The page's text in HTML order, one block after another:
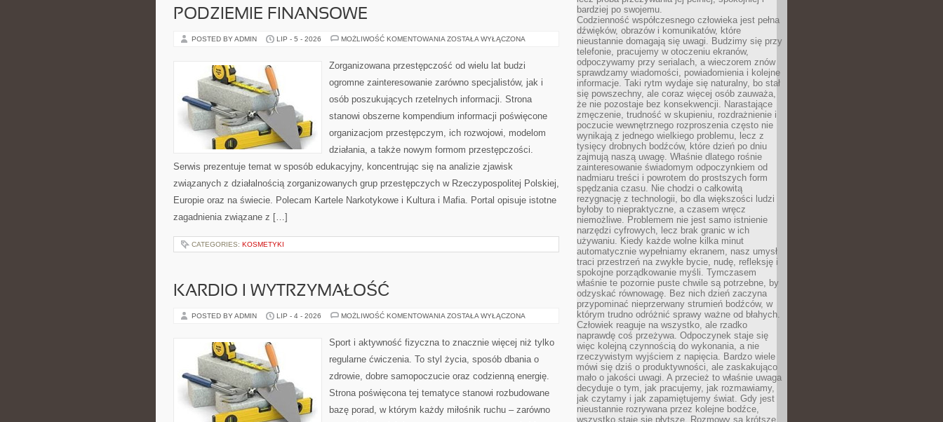
PODZIEMIE FINANSOWE
POSTED BY ADMIN LIP - 5 - 2026 MOŻLIWOŚĆ KOMENTOWANIA PODZIEMIE
ZOSTAŁA WYŁĄCZONA
Zorganizowana przestępczość od wielu lat budzi
ogromne zainteresowanie zarówno specjalistów, jak i
osób poszukujących rzetelnych informacji. Strona
stanowi obszerne kompendium informacji poświęcone
organizacjom przestępczym, ich rozwojowi, modelom
działania, a także nowym formom przestępczości.
Serwis prezentuje temat w sposób edukacyjny, koncentrując się na analizie zjawisk
związanych z działalnością zorganizowanych grup przestępczych w Rzeczypospolitej Polskiej,
Europie oraz na świecie. Polecam Kartele Narkotykowe i Kultura i Mafia. Portal opisuje istotne
zagadnienia związane z […]
CATEGORIES: KOSMETYKI
KARDIO I WYTRZYMAŁOŚĆ
POSTED BY ADMIN LIP - 4 - 2026 MOŻLIWOŚĆ KOMENTOWANIA KARDIO
ZOSTAŁA WYŁĄCZONA
Sport i aktywność fizyczna to znacznie więcej niż tylko
regularne ćwiczenia. To styl życia, sposób dbania o
zdrowie, dobre samopoczucie oraz codzienną energię.
Strona poświęcona tej tematyce stanowi rozbudowane
bazę porad, w którym każdy miłośnik ruchu – zarówno
bardziej po swojemu.
Codzienność współczesnego człowieka jest pełna
dźwięków, obrazów i komunikatów, które
nieustannie domagają się uwagi. Budzimy się przy
telefonie, pracujemy w otoczeniu ekranów,
odpoczywamy przy serialach, a wieczorem znów
sprawdzamy wiadomości, powiadomienia i kolejne
informacje. Taki rytm wydaje się naturalny, bo stał
się powszechny, ale coraz więcej osób zauważa,
że nie pozostaje bez konsekwencji. Narastające
zmęczenie, trudność w skupieniu, rozdrażnienie i
poczucie wewnętrznego rozproszenia często nie
wynikają z jednego wielkiego problemu, lecz z
tysięcy drobnych bodźców, które dzień po dniu
zajmują naszą uwagę. Właśnie dlatego rośnie
zainteresowanie świadomym odpoczynkiem od
nadmiaru treści i powrotem do prostszych form
spędzania czasu. Nie chodzi o całkowitą
rezygnację z technologii, bo dla większości ludzi
byłoby to niepraktyczne, a czasem wręcz
niemożliwe. Problemem nie jest samo istnienie
narzędzi cyfrowych, lecz brak granic w ich
używaniu. Kiedy każde wolne kilka minut
automatycznie wypełniamy ekranem, nasz umysł
traci przestrzeń na zwykłe bycie, nudę, refleksję i
spokojne porządkowanie myśli. Tymczasem
właśnie te pozornie puste chwile są potrzebne, by
odzyskać równowagę. Bez nich dzień zaczyna
przypominać nieprzerwany strumień bodźców, w
którym trudno odróżnić sprawy ważne od błahych.
Człowiek reaguje na wszystko, ale rzadko
naprawdę coś przeżywa. Odpoczynek staje się
więc kolejną czynnością do wykonania, a nie
rzeczywistym wyjściem z napięcia. Bardzo wiele
mówi się dziś o produktywności, ale zaskakująco
mało o jakości uwagi. A przecież to właśnie uwaga
decyduje o tym, jak pracujemy, jak rozmawiamy,
jak czytamy i jak zapamiętujemy świat. Gdy jest
nieustannie rozrywana przez kolejne bodźce,
wszystko staje się płytsze. Rozmowy są krótsze,